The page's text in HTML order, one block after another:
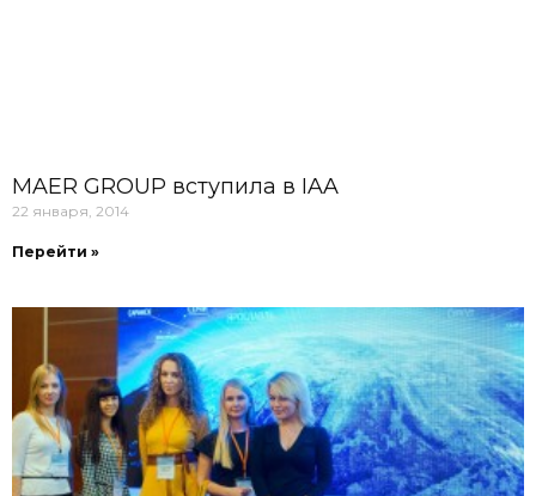
MAER GROUP вступила в IAA
22 января, 2014
Перейти »